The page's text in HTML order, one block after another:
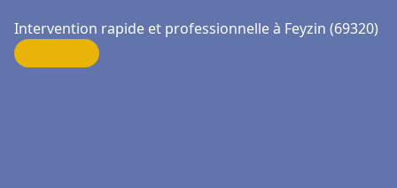
Intervention rapide et professionnelle à Feyzin (69320)